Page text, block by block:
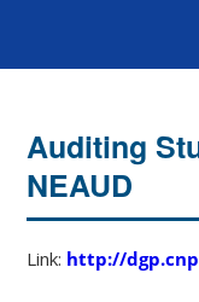
Auditing
NEAUD
Link: http://